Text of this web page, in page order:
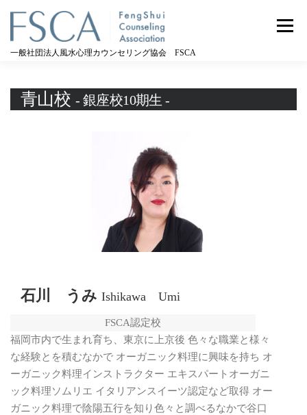
一般社団法人風水心理カウンセリング協会 FSCA
メニュー
青山校 - 銀座校10期生 -
石川 うみ Ishikawa Umi
FSCA認定校
福岡市内で生まれ育ち、東京に上京後 色々な職業と様々
な経験とを積むなかで オーガニック料理に興味を持ち オ
ーガニック料理インストラクター エキスパートオーガニ
ック料理ソムリエ イタリアンスイーツ認定など取得 オー
ガニック料理で陰陽五行を知り色々と調べるなかで谷口